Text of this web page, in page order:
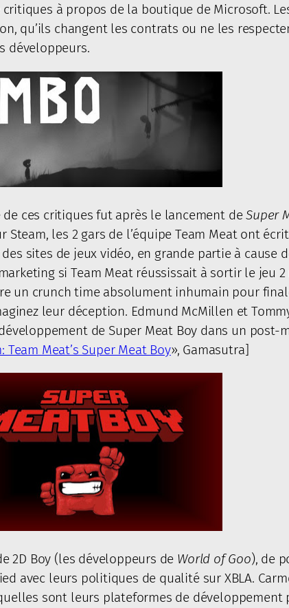
à propos de la boutique de Microsoft.
qu’ils changent les contrats ou ne les
développeurs.
ces critiques fut après le lancement deSuper
Steam, les 2 gars de l’équipe Team Meat ont
sites de jeux vidéo, en grande partie à cause
si Team Meat réussissait à sortir le jeu
un crunch time absolument inhumain pour
leur déception. Edmund McMillen et
de Super Meat Boy dans un post-
Team Meat’s Super Meat Boy», Gamasutra]
2D Boy (les développeurs de World of Goo), de
avec leurs politiques de qualité sur XBLA.
sont leurs plateformes de développement